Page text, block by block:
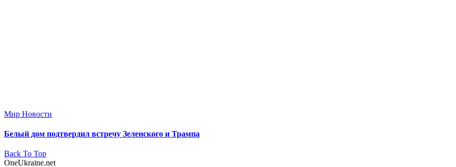
Мир Новости
Белый дом подтвердил встречу Зеленского и Трампа
Back To Top
OneUkraine.net